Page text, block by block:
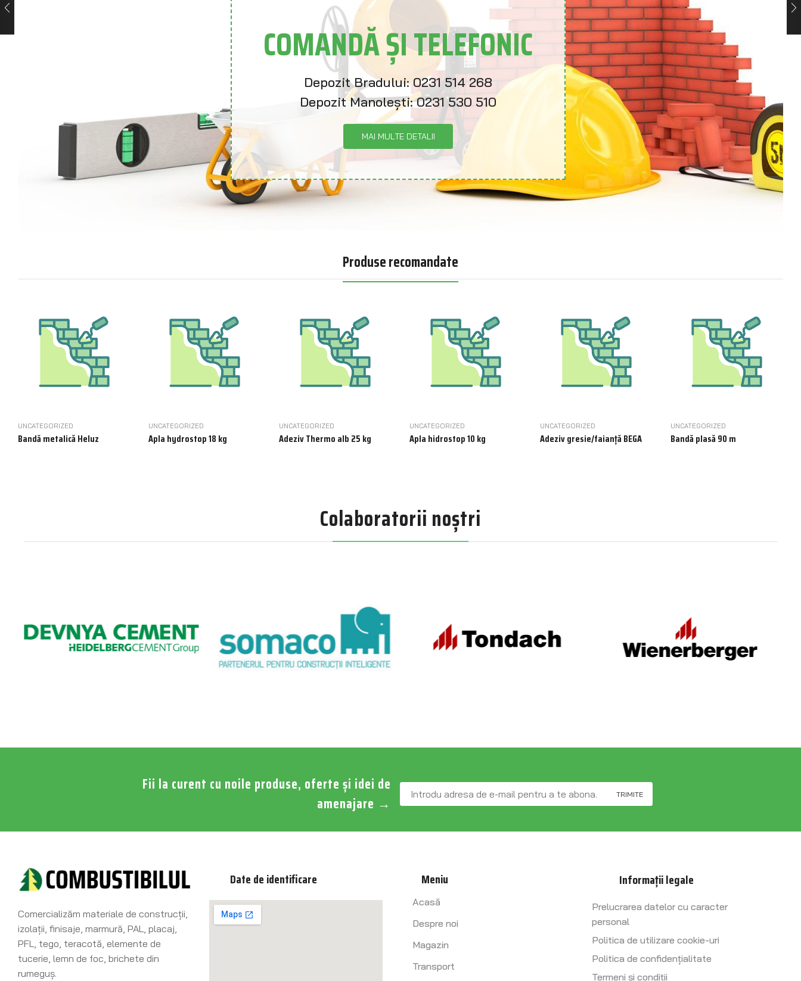
COMANDĂ ȘI TELEFONIC
Depozit Bradului:0231 514 268
Depozit Manolești:0231 530 510
MAI MULTE DETALII
Produse recomandate
UNCATEGORIZED
Bandă metalică Heluz
UNCATEGORIZED
Apla hydrostop 18 kg
UNCATEGORIZED
Adeziv Thermo alb 25 kg
UNCATEGORIZED
Apla hidrostop 10 kg
UNCATEGORIZED
Adeziv gresie/faianță BEGA
UNCATEGORIZED
Bandă plasă 90 m
Colaboratorii noștri
Fii la curent cu noile produse, oferte și idei de
amenajare →
Comercializăm materiale de construcţii,
izolaţii, finisaje, marmură, PAL, placaj,
PFL, tego, teracotă, elemente de
tucerie, lemn de foc, brichete din
rumeguş.
Date de identificare Meniu
Acasă
Despre noi
Magazin
Transport
Informații legale
Prelucrarea datelor cu caracter
personal
Politica de utilizare cookie-uri
Politica de confidențialitate
Termeni și condiții